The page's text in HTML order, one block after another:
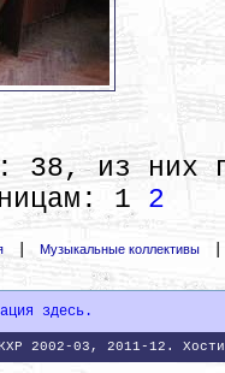
38, из них
1 2
Музыкальные коллективы
здесь.
2002-03, 2011-12.